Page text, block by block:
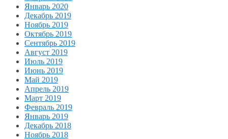
Январь 2020
Декабрь 2019
Ноябрь 2019
Октябрь 2019
Сентябрь 2019
Август 2019
Июль 2019
Июнь 2019
Май 2019
Апрель 2019
Март 2019
Февраль 2019
Январь 2019
Декабрь 2018
Ноябрь 2018